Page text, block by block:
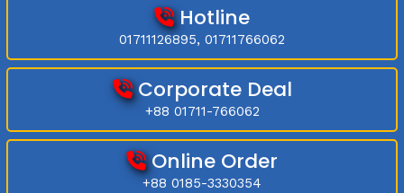
Hotline
01711126895, 01711766062
Corporate Deal
+88 01711-766062
Online Order
+88 0185-3330354